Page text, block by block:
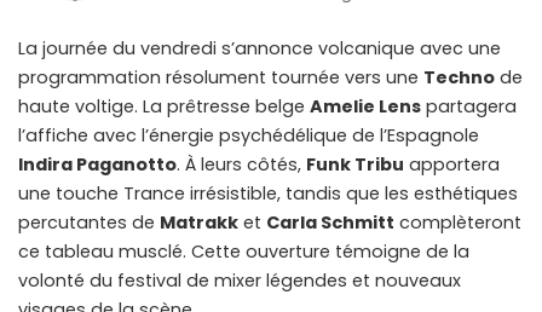
La journée du vendredi s’annonce volcanique avec une
programmation résolument tournée vers une Techno de
haute voltige. La prêtresse belge Amelie Lens partagera
l’affiche avec l’énergie psychédélique de l’Espagnole
Indira Paganotto. À leurs côtés, Funk Tribu apportera
une touche Trance irrésistible, tandis que les esthétiques
percutantes de Matrakk et Carla Schmitt complèteront
ce tableau musclé. Cette ouverture témoigne de la
volonté du festival de mixer légendes et nouveaux